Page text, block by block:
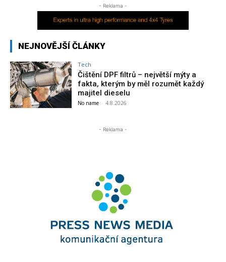
- Reklama -
NEJNOVĚJŠÍ ČLÁNKY
Tech
Čištění DPF filtrů – největší mýty a
fakta, kterým by měl rozumět každý
majitel dieselu
No name - 4.8.2026
- Reklama -